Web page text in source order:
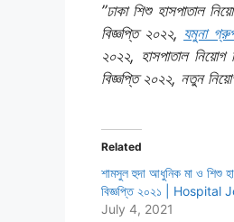
”ঢাকা শিশু হাসপাতাল
বিজ্ঞপ্তি ২০২২, যমুনা
২০২২, হাসপাতাল নিয়োগ
বিজ্ঞপ্তি ২০২২, নতুন
Related
শামসুল হুদা আধুনিক মা ও শিশু
বিজ্ঞপ্তি ২০২১ | Hospital
July 4, 2021